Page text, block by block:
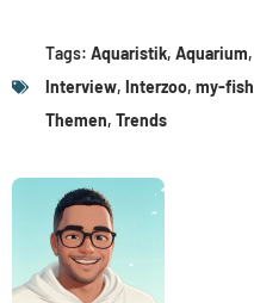
Tags: Aquaristik, Aquarium,
Interview, Interzoo, my-fish
Themen, Trends